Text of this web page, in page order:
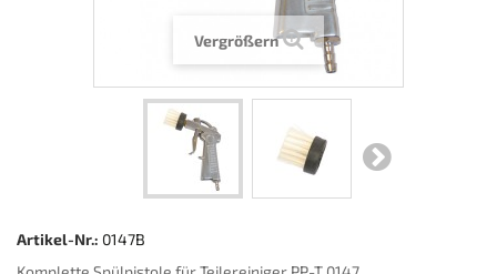
Vergrößern
Artikel-Nr.: 0147B